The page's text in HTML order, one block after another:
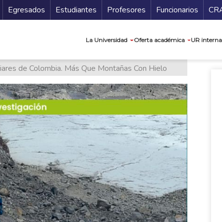
Secundario
Egresados Estudiantes Profesores Funcionarios
La Universidad Oferta académica UR
de Colombia. Más Que Montañas Con Hielo